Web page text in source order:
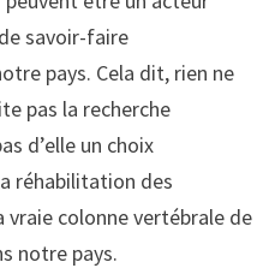
savoir-faire
pays. Cela dit, rien ne
pas la recherche
d’elle un choix
réhabilitation des
vraie colonne vertébrale de
notre pays.